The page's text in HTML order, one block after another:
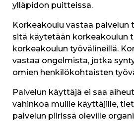
ylläpidon puitteissa.
Korkeakoulu vastaa palvelun
sitä käytetään korkeakoulun
korkeakoulun työvälineillä.
vastaa ongelmista, jotka
omien henkilökohtaisten
Palvelun käyttäjä ei saa
vahinkoa muille käyttäjille,
palvelun piirissä oleville